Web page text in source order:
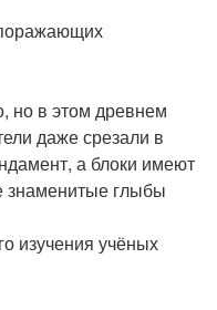
но в этом древнем
даже срезали в
а блоки имеют
глыбы
изучения учёных